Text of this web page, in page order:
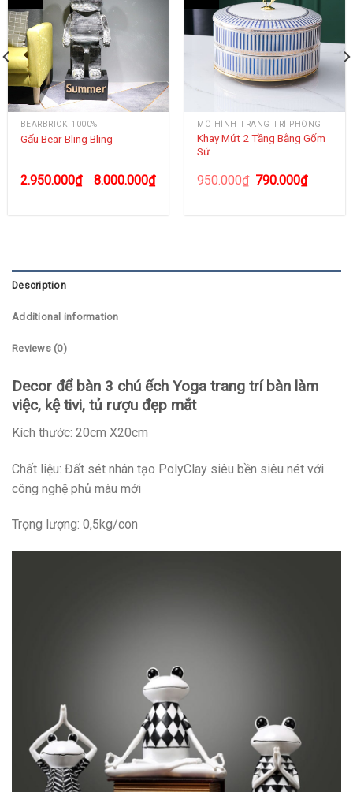
BEARBRICK 1000%
Gấu Bear Bling Bling
2.950.000₫– 8.000.000₫
MÔ HÌNH TRANG TRÍ PHÒNG
Khay Mứt 2 Tầng Bằng Gốm
Sứ
950.000₫ 790.000₫
Description
Additional information
Reviews (0)
Decor để bàn 3 chú ếch Yoga trang trí bàn làm
việc, kệ tivi, tủ rượu đẹp mắt
Kích thước: 20cm X20cm
Chất liệu: Đất sét nhân tạo PolyClay siêu bền siêu nét với
công nghệ phủ màu mới
Trọng lượng: 0,5kg/con